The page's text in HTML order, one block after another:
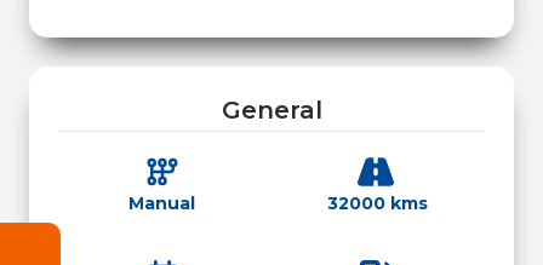
General
Manual 32000 kms